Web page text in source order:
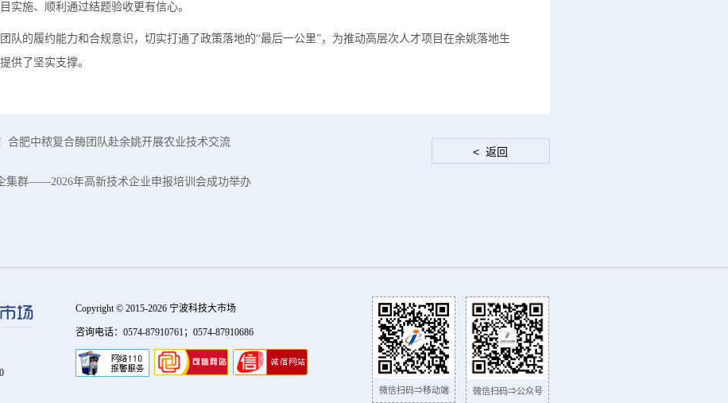
实施、顺利通过结题验收更有信心。
队的履约能力和合规意识，切实打通了政策落地的“最后一公里”，为推动高层次人才项目在余姚落地生
供了坚实支撑。
合肥中秾复合酶团队赴余姚开展农业技术交流
集群——2026年高新技术企业申报培训会成功举办
Copyright © 2015-2026 宁波科技大市场
咨询电话：0574-87910761；0574-87910686
微信扫码⇒移动端 微信扫码⇒公众号